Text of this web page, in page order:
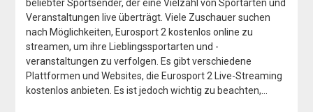
beliebter Sportsender, der eine Vielzahl von Sportarten und
Veranstaltungen live überträgt. Viele Zuschauer suchen
nach Möglichkeiten, Eurosport 2 kostenlos online zu
streamen, um ihre Lieblingssportarten und -
veranstaltungen zu verfolgen. Es gibt verschiedene
Plattformen und Websites, die Eurosport 2 Live-Streaming
kostenlos anbieten. Es ist jedoch wichtig zu beachten,…